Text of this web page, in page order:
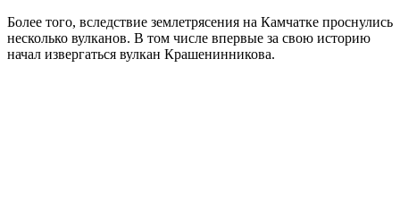
Более того, вследствие землетрясения на Камчатке проснулись
несколько вулканов. В том числе впервые за свою историю
начал извергаться вулкан Крашенинникова.